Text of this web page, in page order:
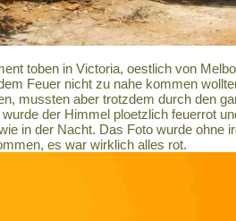
toben in Victoria, oestlich von
Feuer nicht zu nahe kommen
mussten aber trotzdem durch den
der Himmel ploetzlich feuerrot
in der Nacht. Das Foto wurde ohne
es war wirklich alles rot.